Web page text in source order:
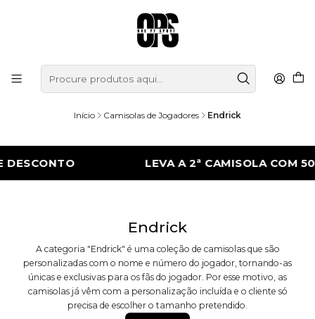
Início Camisolas de Jogadores Endrick
LEVA A 2ª CAMISOLA COM
Endrick
A categoria "Endrick" é uma coleção de camisolas que são
personalizadas com o nome e número do jogador, tornando-as
únicas e exclusivas para os fãs do jogador. Por esse motivo, as
camisolas já vêm com a personalização incluída e o cliente só
precisa de escolher o tamanho pretendido.